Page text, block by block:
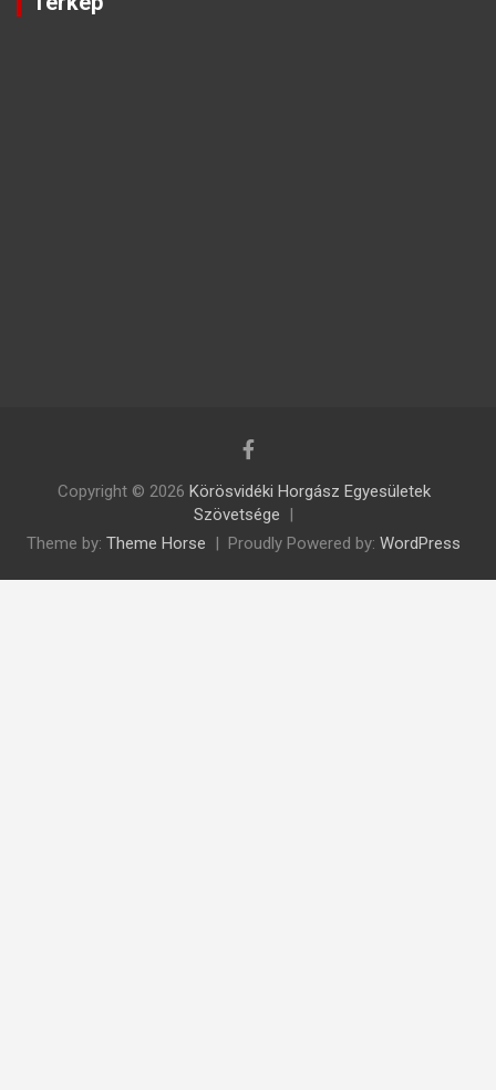
Copyright © 2026 Körösvidéki Horgász Egyesületek
Szövetsége
Theme by: Theme Horse Proudly Powered by: WordPress